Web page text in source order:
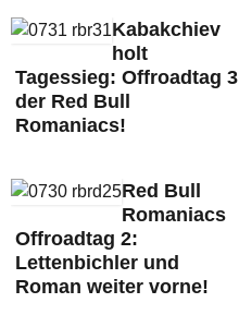
Kabakchiev
holt
Tagessieg: Offroadtag 3
der Red Bull
Romaniacs!
Red Bull
Romaniacs
Offroadtag 2:
Lettenbichler und
Roman weiter vorne!